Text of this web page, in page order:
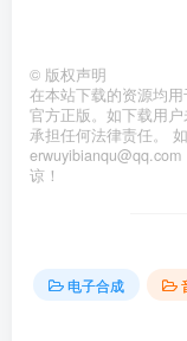
© 版权声明
在本站下载的资源均
官方正版。如下载用
承担任何法律责任。
谅！
电子合成